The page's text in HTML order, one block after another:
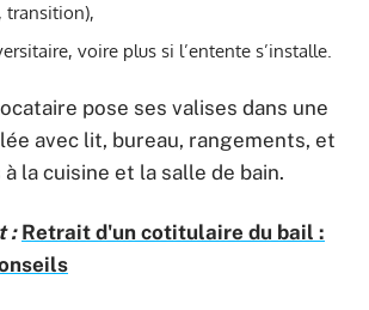
transition),
voire plus si l’entente s’installe.
pose ses valises dans une
avec lit, bureau, rangements, et
à la cuisine et la salle de bain.
: Retrait d'un cotitulaire du bail :